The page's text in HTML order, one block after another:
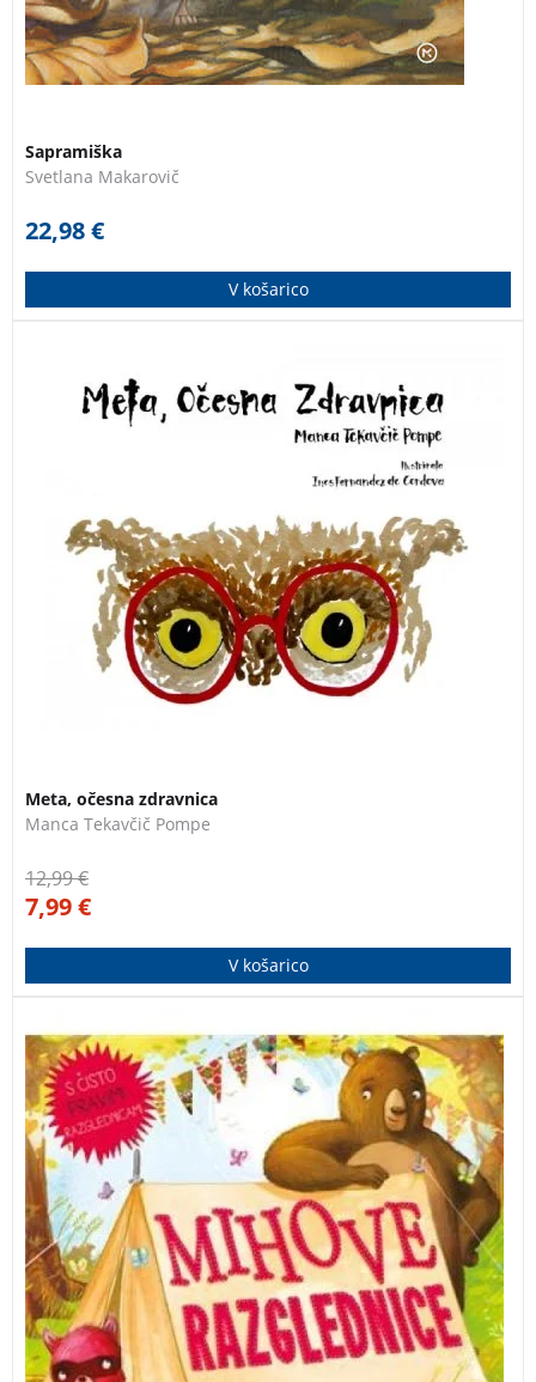
Sapramiška
Svetlana Makarovič
22,98€
V košarico
pripravljale na obisk očesne zdravnice. To je tiste
vrste zdravnica, ki preveri, kako dobro vidijo, ali so
Meta, očesna zdravnica
Manca Tekavčič Pompe
12,99€
7,99€
V košarico
Miha je zelo prijazen medved. Odloči se, da bo
poskrbel, da bo na počitnicah lepo tudi njegovemu
prijatelju.